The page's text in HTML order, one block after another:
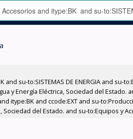
su-to:SISTEMAS DE ENERGIA and su-
y Energía Eléctrica, Sociedad del Estado.
itype:BK and ccode:EXT and su-
del Estado. and su-to:Equipos y